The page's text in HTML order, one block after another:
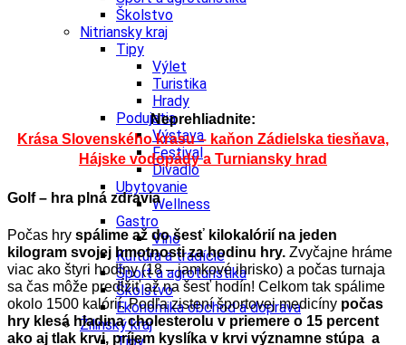
Školstvo
Nitriansky kraj
Tipy
Výlet
Turistika
Hrady
Podujatia
Výstava
Festival
Divadlo
Ubytovanie
Wellness
Gastro
Víno
Kultúra a tradície
Šport a agroturistika
Školstvo
Ekonomika obchod a doprava
Žilinský kraj
Neprehliadnite:
Krása Slovenského krasu – kaňon Zádielska tiesňava,
Hájske vodopády a Turniansky hrad
Golf – hra plná zdravia
Počas hry spálime až do šesť kilokalórií na jeden
kilogram svojej hmotnosti za hodinu hry. Zvyčajne hráme
viac ako štyri hodiny (18 – jamkové ihrisko) a počas turnaja
sa čas môže predĺžiť až na šesť hodín! Celkom tak spálime
okolo 1500 kalórií. Podľa zistení športovej medicíny počas
hry klesá hladina cholesterolu v priemere o 15 percent
ako aj tlak krvi, príjem kyslíka v krvi významne stúpa a